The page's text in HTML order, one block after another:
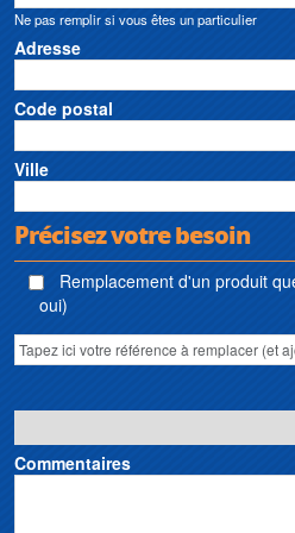
Ne pas remplir si vous êtes un particulier
Adresse
Code postal
Ville
Précisez votre besoin
Remplacement d'un produit
oui)
Commentaires